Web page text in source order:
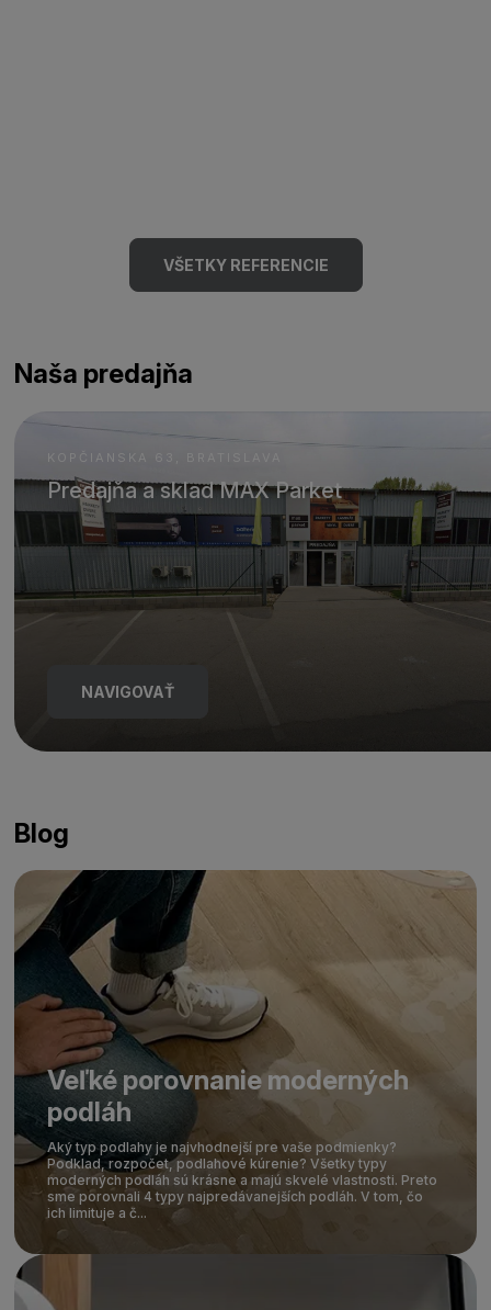
VŠETKY REFERENCIE
Naša predajňa
KOPČIANSKA 63, BRATISLAVA
Predajňa a sklad MAX Parket
NAVIGOVAŤ
Blog
Veľké porovnanie moderných
podláh
Aký typ podlahy je najvhodnejší pre vaše podmienky?
Podklad, rozpočet, podlahové kúrenie? Všetky typy
moderných podláh sú krásne a majú skvelé vlastnosti. Preto
sme porovnali 4 typy najpredávanejších podláh. V tom, čo
ich limituje a č...